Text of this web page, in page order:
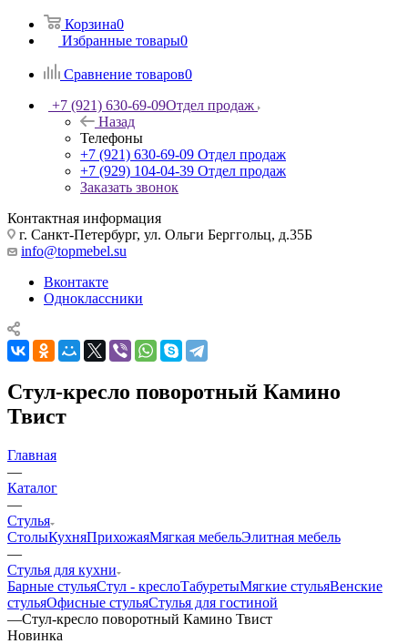
Корзина0
Избранные товары0
Сравнение товаров0
+7 (921) 630-69-09Отдел продаж
Назад
Телефоны
+7 (921) 630-69-09 Отдел продаж
+7 (929) 104-04-39 Отдел продаж
Заказать звонок
Контактная информация
г. Санкт-Петербург, ул. Ольги Берггольц, д.35Б
info@topmebel.su
Вконтакте
Одноклассники
Стул-кресло поворотный Камино
Твист
Главная
—
Каталог
—
Стулья
СтолыКухняПрихожаяМягкая мебельЭлитная мебель
—
Стулья для кухни
Барные стульяСтул - креслоТабуретыМягкие стульяВенские
стульяОфисные стульяСтулья для гостиной
—Стул-кресло поворотный Камино Твист
Новинка